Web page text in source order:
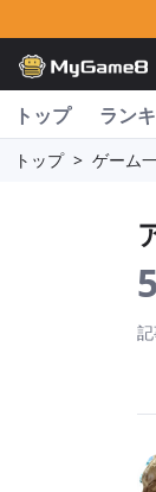
トップ ラン
トップ > ゲーム